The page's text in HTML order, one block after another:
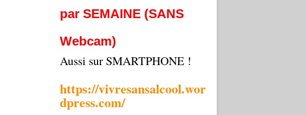
par SEMAINE (SANS
Webcam)
Aussi sur SMARTPHONE !
https://vivresansalcool.wor
dpress.com/